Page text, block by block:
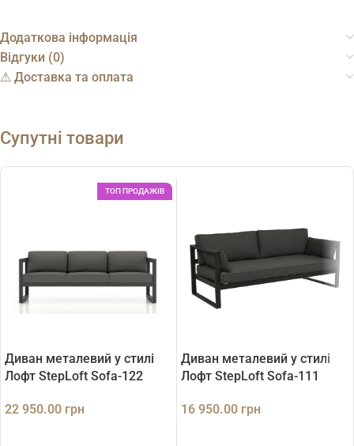
Додаткова інформація
Відгуки (0)
⚠︎ Доставка та оплата
Супутні товари
ТОП ПРОДАЖІВ
Диван металевий у стилі
Лофт StepLoft Sofa-122
22 950.00 грн
Диван металевий у стилі
Лофт StepLoft Sofa-111
16 950.00 грн